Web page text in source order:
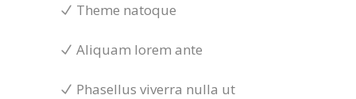
Theme natoque
Aliquam lorem ante
Phasellus viverra nulla ut